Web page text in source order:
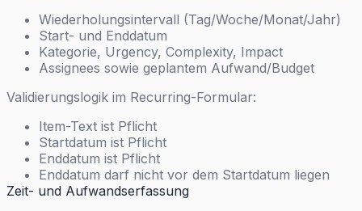
Wiederholungsintervall (Tag/Woche/Monat/Jahr)
Start- und Enddatum
Kategorie, Urgency, Complexity, Impact
Assignees sowie geplantem Aufwand/Budget
Validierungslogik im Recurring-Formular:
Item-Text ist Pflicht
Startdatum ist Pflicht
Enddatum ist Pflicht
Enddatum darf nicht vor dem Startdatum liegen
Zeit- und Aufwandserfassung